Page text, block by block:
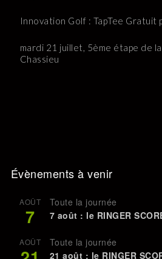
Innovation Golf : TapTee Gratuit
mardi 21 juillet, 5ème étape de
Chassieu
Évènements à venir
AOÛT
7
Toute la journée
7 août : le RINGER
AOÛT
Toute la journée
21 août : le RINGER